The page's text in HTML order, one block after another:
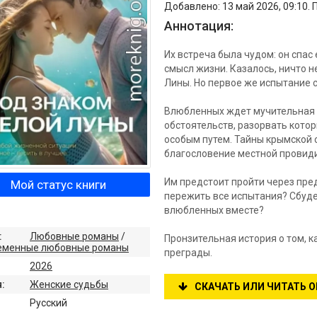
Добавлено: 13 май 2026, 09:10.
Аннотация:
Их встреча была чудом: он
смысл жизни. Казалось, ничто
Лины. Но первое же испытание
Влюбленных ждет мучительная
обстоятельств, разорвать
особым путем. Тайны крымской
благословение местной
Им предстоит пройти через
пережить все испытания?
влюбленных вместе?
Пронзительная история о том,
преграды.
СКАЧАТЬ ИЛИ ЧИТАТЬ
Мой статус книги
Любовные романы /
любовные романы
2026
Женские судьбы
Русский